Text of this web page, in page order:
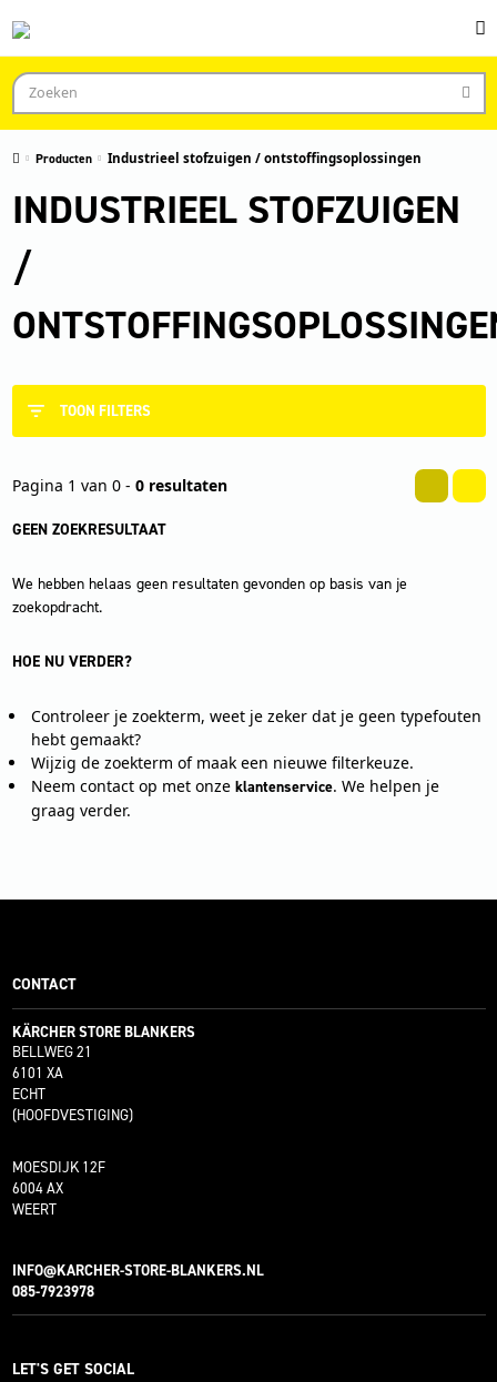
Producten Industrieel stofzuigen / ontstoffingsoplossingen
INDUSTRIEEL STOFZUIGEN
/
TOON FILTERS
Pagina 1 van 0 - 0 resultaten
GEEN ZOEKRESULTAAT
We hebben helaas geen resultaten gevonden op basis van je
zoekopdracht.
HOE NU VERDER?
Controleer je zoekterm, weet je zeker dat je geen typefouten
hebt gemaakt?
Wijzig de zoekterm of maak een nieuwe filterkeuze.
Neem contact op met onze klantenservice. We helpen je
graag verder.
CONTACT
KÄRCHER STORE BLANKERS
BELLWEG 21
6101 XA
ECHT
(HOOFDVESTIGING)
MOESDIJK 12F
6004 AX
WEERT
INFO@KARCHER-STORE-BLANKERS.NL
085-7923978
LET'S GET SOCIAL